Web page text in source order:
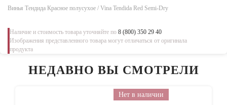
Винья Тендида Красное полусухое / Vina Tendida Red Semi-Dry
Наличие и стоимость товара уточняйте по 8 (800) 350 29 40
Изображения представленного товара могут отличаться от оригинала
продукта
НЕДАВНО ВЫ СМОТРЕЛИ
Нет в наличии